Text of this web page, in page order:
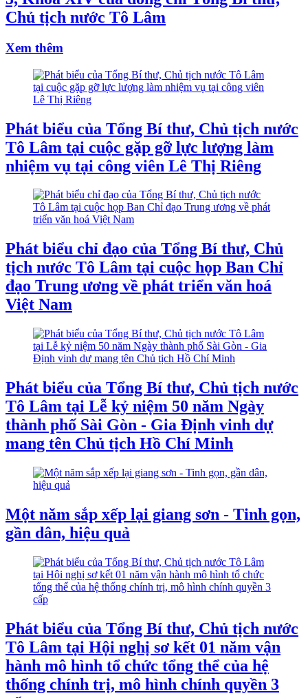
Chủ tịch nước Tô Lâm
Xem thêm
Phát biểu của Tổng Bí thư, Chủ tịch nước
Tô Lâm tại cuộc gặp gỡ lực lượng làm
nhiệm vụ tại công viên Lê Thị Riêng
Phát biểu chỉ đạo của Tổng Bí thư, Chủ
tịch nước Tô Lâm tại cuộc họp Ban Chỉ
đạo Trung ương về phát triển văn hoá
Việt Nam
Phát biểu của Tổng Bí thư, Chủ tịch nước
Tô Lâm tại Lễ kỷ niệm 50 năm Ngày
thành phố Sài Gòn - Gia Định vinh dự
mang tên Chủ tịch Hồ Chí Minh
Một năm sắp xếp lại giang sơn - Tinh gọn,
gần dân, hiệu quả
Phát biểu của Tổng Bí thư, Chủ tịch nước
Tô Lâm tại Hội nghị sơ kết 01 năm vận
hành mô hình tổ chức tổng thể của hệ
thống chính trị, mô hình chính quyền 3